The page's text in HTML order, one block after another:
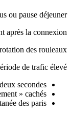
ou pause déjeuner.
après la connexion.
des rouleaux.
de trafic élevé.
secondes.
» cachés.
des paris.